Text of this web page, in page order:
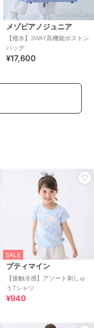
メゾピアノジュニア
【撥水】3WAY高機能ボストン
バッグ
¥17,600
SALE
プティマイン
【接触冷感】アソート刺しゅ
うTシャツ
¥940